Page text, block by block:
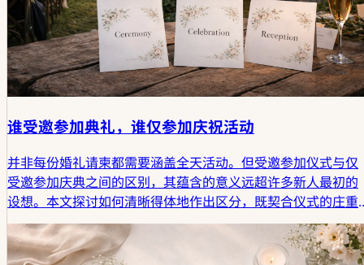
谁受邀参加典礼，谁仅参加庆祝活动
并非每份婚礼请柬都需要涵盖全天活动。但受邀参加仪式与仅
受邀参加庆典之间的区别，其蕴含的意义远超许多新人最初的
设想。本文探讨如何清晰得体地作出区分，既契合仪式的庄重
感，又符合庆典的社交现实。